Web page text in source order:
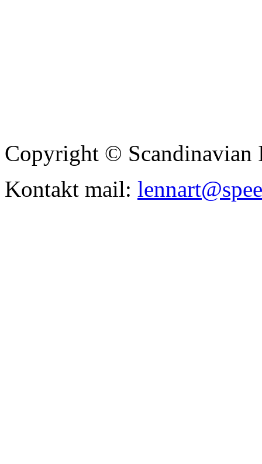
Copyright © Scandinavian
Kontakt mail: